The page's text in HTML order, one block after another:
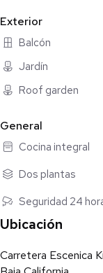
Características:
♟️4 recámaras, la
♟️Garage para 2 autos
♟️2 baños y medio
♟️Cocina integral de
♟️Comedor
♟️Cto. de lavado
♟️Patio y jardín
♟️Asador y pérgola
♟️pasillo lateral con
Precio $7,300,000
Imágenes
disponibilidad
Exterior
Balcón
Jardín
Roof garden
General
Cocina integral
Dos plantas
Seguridad 24
Ubicación
Carretera Escenica